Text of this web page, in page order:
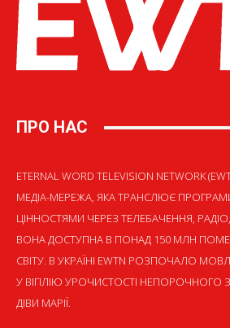
ПРО НАС
ETERNAL WORD TELEVISION NETWORK
МЕДІА-МЕРЕЖА, ЯКА ТРАНСЛЮЄ
ЦІННОСТЯМИ ЧЕРЕЗ ТЕЛЕБАЧЕННЯ, РАДІО,
ВОНА ДОСТУПНА В ПОНАД 150 МЛН
СВІТУ. В УКРАЇНІ EWTN РОЗПОЧАЛО
У ВІГІЛІЮ УРОЧИСТОСТІ НЕПОРОЧНОГО
ДІВИ МАРІЇ.